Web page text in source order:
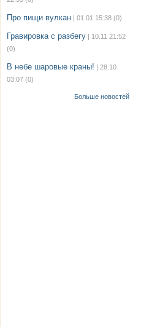
Про пищи вулкан | 01.01 15:38 (0)
Гравировка с разбегу | 10.11 21:52
(0)
В небе шаровые краны! | 28.10
03:07 (0)
Больше новостей